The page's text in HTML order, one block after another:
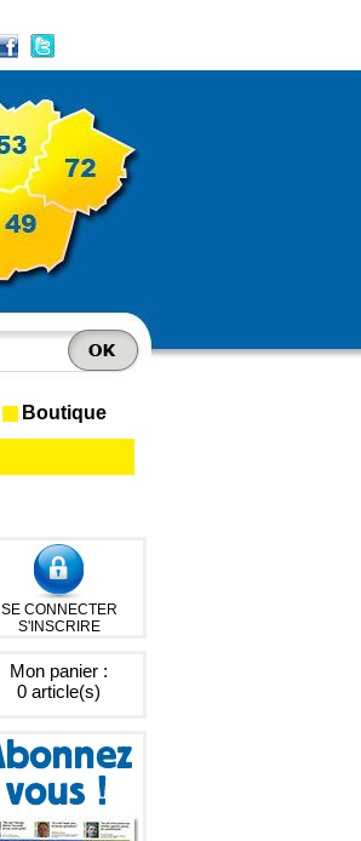
Boutique
SE CONNECTER
S'INSCRIRE
Mon panier :
0 article(s)